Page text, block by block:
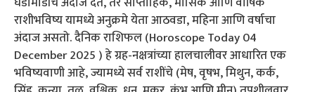
राशीभविष्य यामध्ये अनुक्रमे येता आठवडा, महिना आणि वर्षाचा
अंदाज असतो. दैनिक राशिफल (Horoscope Today 04
December 2025 ) हे ग्रह-नक्षत्रांच्या हालचालीवर आधारित एक
भविष्यवाणी आहे, ज्यामध्ये सर्व राशींचे (मेष, वृषभ, मिथुन, कर्क,